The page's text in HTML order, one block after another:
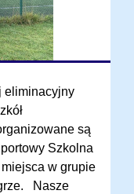
eliminacyjny
są
Szkolna
w grupie
Nasze